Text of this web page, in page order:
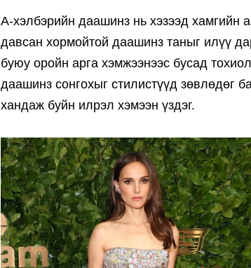
A-хэлбэрийн даашинз нь хэзээд хамгийн
давсан хормойтой даашинз таныг илүү
буюу оройн арга хэмжээнээс бусад
даашинз сонгохыг стилистүүд зөвлөдөг
хандаж буйн илрэл хэмээн үздэг.